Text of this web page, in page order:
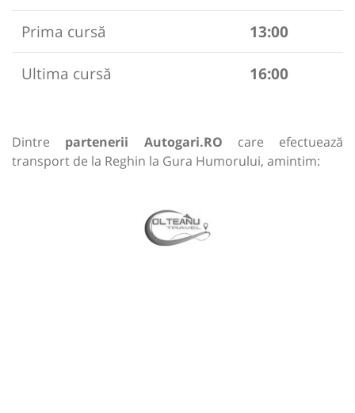
Prima cursă
13:00
Ultima cursă
16:00
Dintre partenerii Autogari.RO care efectuează
transport de la Reghin la Gura Humorului, amintim: